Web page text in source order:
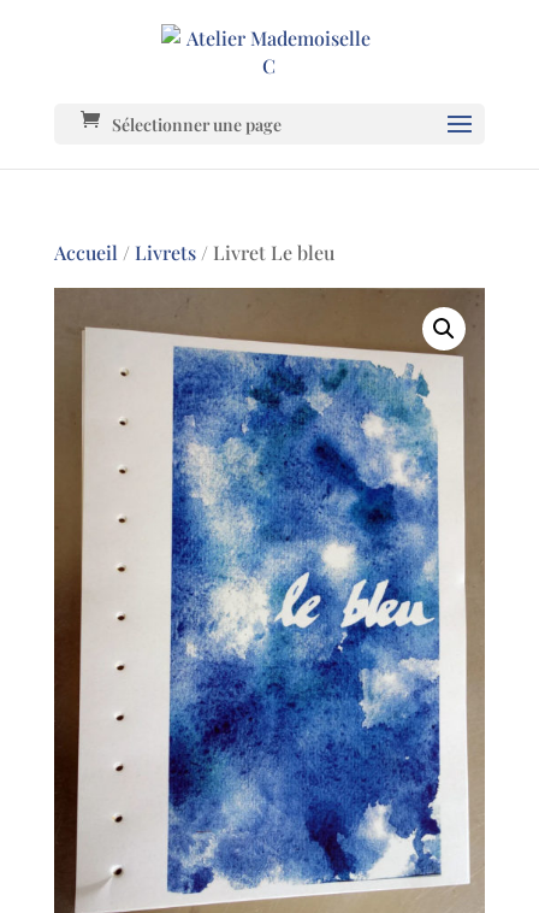
Sélectionner une page
Accueil /Livrets/ Livret Le bleu